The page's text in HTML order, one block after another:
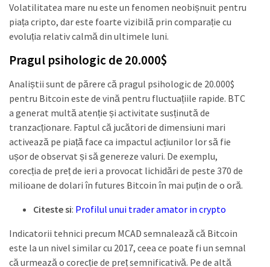
Volatilitatea mare nu este un fenomen neobișnuit pentru
piața cripto, dar este foarte vizibilă prin comparație cu
evoluția relativ calmă din ultimele luni.
Pragul psihologic de 20.000$
Analiștii sunt de părere că pragul psihologic de 20.000$
pentru Bitcoin este de vină pentru fluctuațiile rapide. BTC
a generat multă atenție și activitate susținută de
tranzacționare. Faptul că jucători de dimensiuni mari
activează pe piață face ca impactul acțiunilor lor să fie
ușor de observat și să genereze valuri. De exemplu,
corecția de preț de ieri a provocat lichidări de peste 370 de
milioane de dolari în futures Bitcoin în mai puțin de o oră.
Citeste si: Profilul unui trader amator in crypto
Indicatorii tehnici precum MCAD semnalează că Bitcoin
este la un nivel similar cu 2017, ceea ce poate fi un semnal
că urmează o corecție de preț semnificativă. Pe de altă